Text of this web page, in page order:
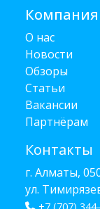
Компания
О нас
Новости
Обзоры
Статьи
Вакансии
Партнёрам
Контакты
г. Алматы,
ул.